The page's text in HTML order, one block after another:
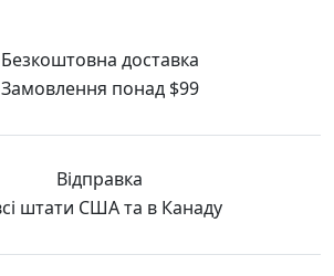
Безкоштовна доставка
Замовлення понад $99
Відправка
штати США та в Канаду